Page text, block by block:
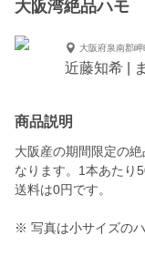
大阪湾絶品ハモ
大阪府泉南郡岬
近藤知希 |
商品説明
大阪産の期間限定の
なります。1本あたり
送料は0円です。
※ 写真は小サイズの